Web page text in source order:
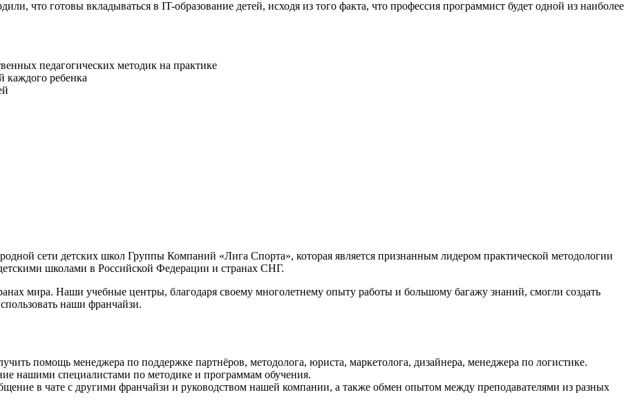
что готовы вкладываться в IT-образование детей, исходя из того факта, что профессия программист будет одной из наиболее
педагогических методик на практике
каждого ребенка
сети детских школ Группы Компаний «Лига Спорта», которая является признанным лидером практической методологии
школами в Российской Федерации и странах СНГ.
мира. Наши учебные центры, благодаря своему многолетнему опыту работы и большому багажу знаний, смогли создать
наши франчайзи.
помощь менеджера по поддержке партнёров, методолога, юриста, маркетолога, дизайнера, менеджера по логистике.
нашими специалистами по методике и программам обучения.
в чате с другими франчайзи и руководством нашей компании, а также обмен опытом между преподавателями из разных